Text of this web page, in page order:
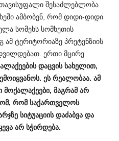
შესაძლებლობა
ამბობენ, რომ დიდი-დიდი
სომეხს სომხეთის
ამ ტერიტორიაზე პრეტენზიის
ერთი მცირე
დაცვის სახელით,
. ეს რეალობაა. ამ
მოქალაქეები, მაგრამ არ
, რომ საქართველოს
სიტუაციის დაძაბვა და
არ სჭირდება.